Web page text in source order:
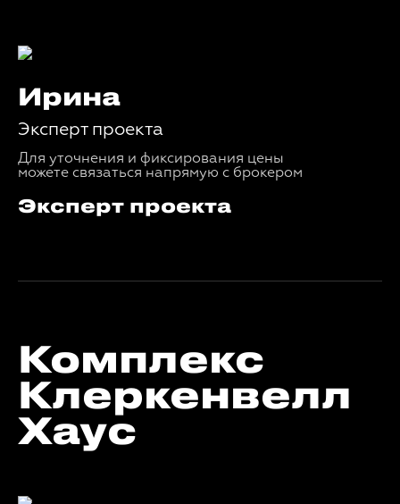
Ирина
Эксперт проекта
Для уточнения и фиксирования цены
можете связаться напрямую с брокером
Эксперт проекта
Комплекс
Клеркенвелл
Хаус